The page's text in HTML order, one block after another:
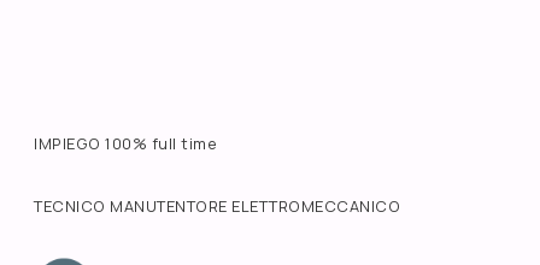
IMPIEGO 100% full time
TECNICO MANUTENTORE ELETTROMECCANICO